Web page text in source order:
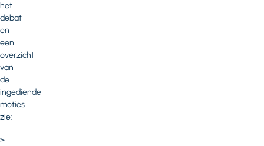
het
debat
en
een
overzicht
van
de
ingediende
moties
zie:
>